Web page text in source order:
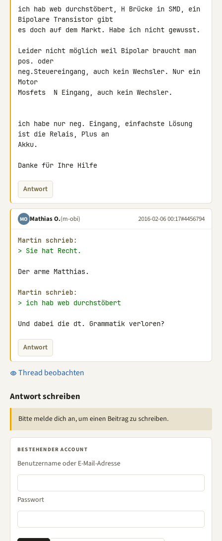
ich hab web durchstöbert, H Brücke in SMD, ein
Bipolare Transistor gibt
es doch auf dem Markt. Habe ich nicht gewusst.
Leider nicht möglich weil Bipolar braucht man
pos. oder
neg.Steuereingang, auch kein Wechsler. Nur ein
Motor
Mosfets  N Eingang, auch kein Wechsler.
ich habe nur neg. Eingang, einfachste Lösung
ist die Relais, Plus an
Akku.
Danke für Ihre Hilfe
Antwort
MO Mathias O.(m-obi) 2016-02-06 00:17#4456794
Martin schrieb:
> Sie hat Recht.
Der arme Matthias.
Martin schrieb:
> ich hab web durchstöbert
Und dabei die dt. Grammatik verloren?
Antwort
Thread beobachten
Antwort schreiben
Bitte melde dich an, um einen Beitrag zu schreiben.
BESTEHENDER ACCOUNT
Benutzername oder E-Mail-Adresse
Passwort